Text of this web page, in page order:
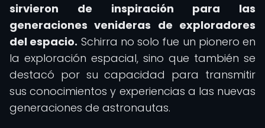
sirvieron de inspiración para las
generaciones venideras de exploradores
del espacio. Schirra no solo fue un pionero en
la exploración espacial, sino que también se
destacó por su capacidad para transmitir
sus conocimientos y experiencias a las nuevas
generaciones de astronautas.